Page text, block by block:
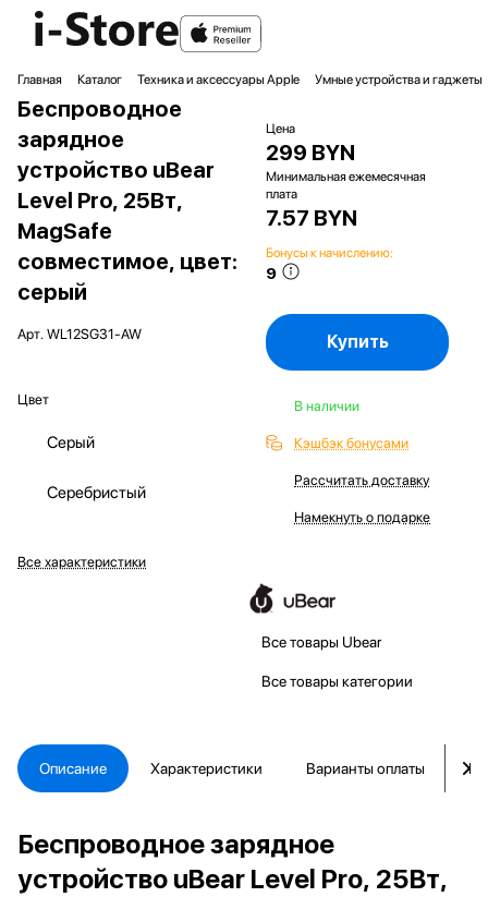
Главная Каталог Техника и аксессуары Apple Умные устройства и гаджеты
Беспроводное
зарядное
устройство uBear
Level Pro, 25Вт,
MagSafe
совместимое, цвет:
серый
Арт. WL12SG31-AW
Цвет
Серый
Серебристый
Все характеристики
Цена
299 BYN
Минимальная ежемесячная
плата
7.57 BYN
Бонусы к начислению:
9
Купить
В наличии
Кэшбэк бонусами
Рассчитать доставку
Намекнуть о подарке
Все товары Ubear
Все товары категории
Описание Характеристики Варианты оплаты
Беспроводное зарядное
устройство uBear Level Pro, 25Вт,